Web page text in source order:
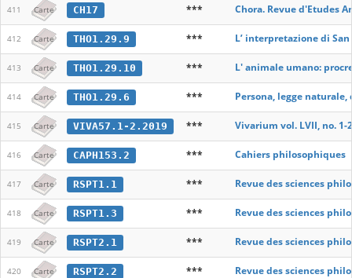
411 Carte CH17 *** Chora. Revue d'Etudes
412 Carte THO1.29.9 *** L’ interpretazione di
413 Carte THO1.29.10 *** L' animale umano:
414 Carte THO1.29.6 *** Persona, legge
415 Carte VIVA57.1-2.2019 *** Vivarium vol. LVII, no. 1-
416 Carte CAPH153.2 *** Cahiers philosophiques
417 Carte RSPT1.1 *** Revue des sciences
418 Carte RSPT1.3 *** Revue des sciences
419 Carte RSPT2.1 *** Revue des sciences
420 Carte RSPT2.2 *** Revue des sciences